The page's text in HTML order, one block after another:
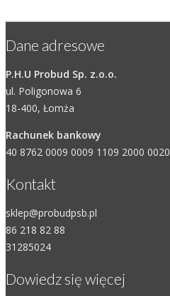
Dane adresowe
P.H.U Probud Sp. z.o.o.
ul. Poligonowa 6
18-400, Łomża
Rachunek bankowy
40 8762 0009 0009 1109 2000 0020
Kontakt
sklep@probudpsb.pl
86 218 82 88
31285024
Dowiedz się więcej